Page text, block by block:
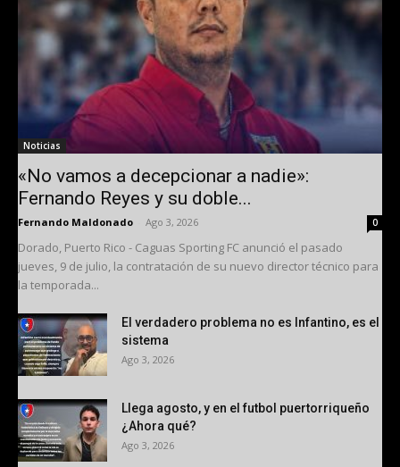
Noticias
«No vamos a decepcionar a nadie»:
Fernando Reyes y su doble...
Fernando Maldonado Ago 3, 2026 0
Dorado, Puerto Rico - Caguas Sporting FC anunció el pasado
jueves, 9 de julio, la contratación de su nuevo director técnico para
la temporada...
El verdadero problema no es Infantino, es el
sistema
Ago 3, 2026
Llega agosto, y en el futbol puertorriqueño
¿Ahora qué?
Ago 3, 2026